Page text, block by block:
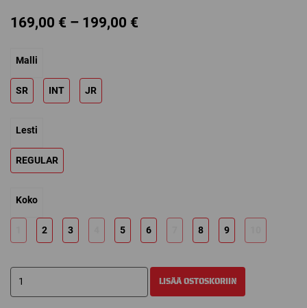
169,00 € – 199,00 €
Malli
SR INT JR
Lesti
REGULAR
Koko
2 3 5 6 8 9
BAUER
XRS
LISÄÄ OSTOSKORIIN